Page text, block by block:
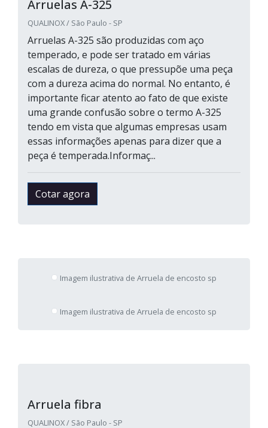
Arruelas A-325
QUALINOX / São Paulo - SP
Arruelas A-325 são produzidas com aço
temperado, e pode ser tratado em várias
escalas de dureza, o que pressupõe uma peça
com a dureza acima do normal. No entanto, é
importante ficar atento ao fato de que existe
uma grande confusão sobre o termo A-325
tendo em vista que algumas empresas usam
essas informações apenas para dizer que a
peça é temperada.Informaç...
Cotar agora
Imagem ilustrativa de Arruela de encosto sp
Imagem ilustrativa de Arruela de encosto sp
Arruela fibra
QUALINOX / São Paulo - SP